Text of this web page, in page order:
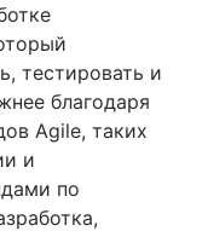
тестировать и
благодаря
Agile, таких
и
по